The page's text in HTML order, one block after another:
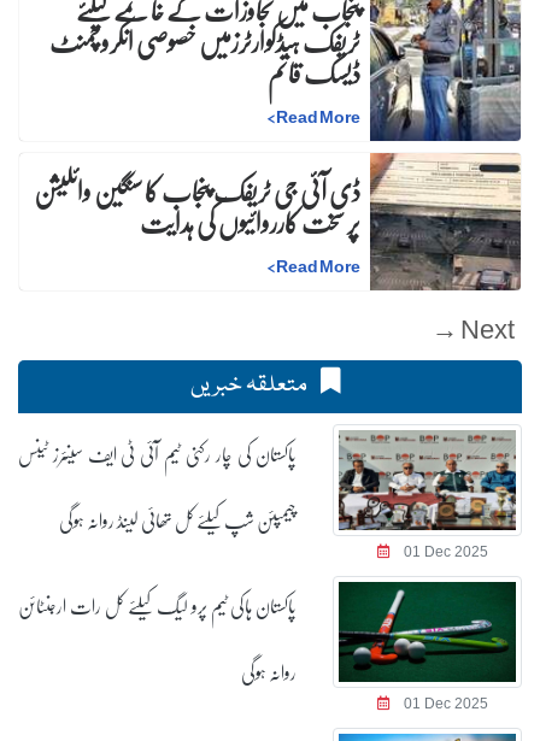
ٹریفک ہیڈکوارٹرزمیں خصوصی انکروچمنٹ
ڈیسک قائم
Read More
>
ڈی آئی جی ٹریفک پنجاب کا سنگین وائلیشن
پر سخت کارروائیوں کی ہدایت
Read More
>
Next →
متعلقہ خبریں
01 Dec 2025
پاکستان کی چار رکنی ٹیم آئی ٹی ایف سینئرز ٹینس
چیمپئن شپ کیلئے کل تھائی لینڈ روانہ ہوگی
01 Dec 2025
پاکستان ہاکی ٹیم پرو لیگ کیلئے کل رات ارجنٹائن
روانہ ہوگی